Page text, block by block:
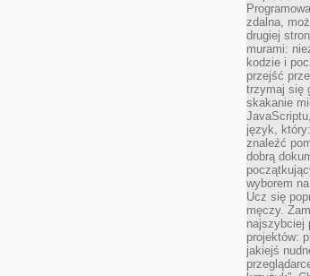
zdalna,
drugiej
murami:
kodzie i
przejść
trzymaj się
skakanie
język,
znaleźć
dobrą
wyborem
Ucz się
męczy.
najszybciej
projektów:
jakiejś